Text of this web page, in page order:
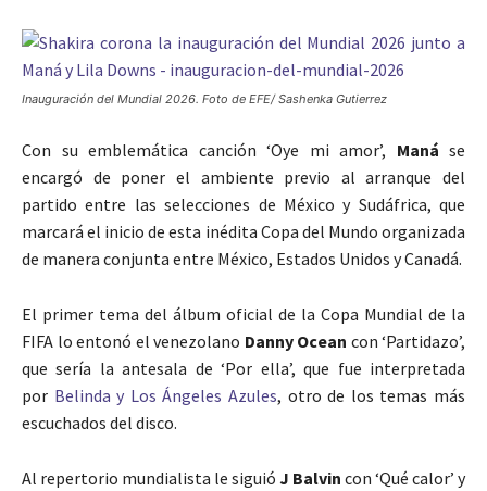
Inauguración del Mundial 2026. Foto de EFE/ Sashenka Gutierrez
Con su emblemática canción ‘Oye mi amor’, Maná se
encargó de poner el ambiente previo al arranque del
partido entre las selecciones de México y Sudáfrica, que
marcará el inicio de esta inédita Copa del Mundo organizada
de manera conjunta entre México, Estados Unidos y Canadá.
El primer tema del álbum oficial de la Copa Mundial de la
FIFA lo entonó el venezolano Danny Ocean con ‘Partidazo’,
que sería la antesala de ‘Por ella’, que fue interpretada
por Belinda y Los Ángeles Azules, otro de los temas más
escuchados del disco.
Al repertorio mundialista le siguió J Balvin con ‘Qué calor’ y